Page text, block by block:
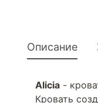
Описание
Alicia -
Кровать